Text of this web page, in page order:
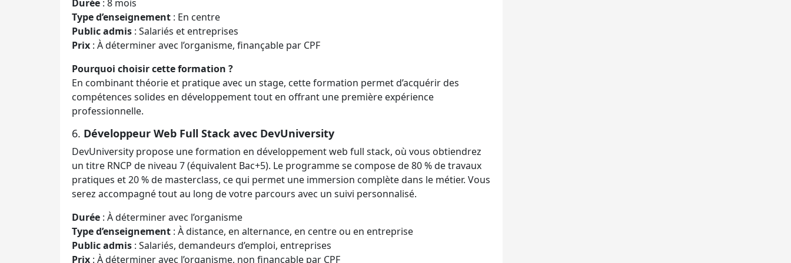
Durée : 8 mois
Type d’enseignement : En centre
Public admis : Salariés et entreprises
Prix : À déterminer avec l’organisme, finançable par CPF
Pourquoi choisir cette formation ?
En combinant théorie et pratique avec un stage, cette formation permet d’acquérir des
compétences solides en développement tout en offrant une première expérience
professionnelle.
6. Développeur Web Full Stack avec DevUniversity
DevUniversity propose une formation en développement web full stack, où vous obtiendrez
un titre RNCP de niveau 7 (équivalent Bac+5). Le programme se compose de 80 % de travaux
pratiques et 20 % de masterclass, ce qui permet une immersion complète dans le métier. Vous
serez accompagné tout au long de votre parcours avec un suivi personnalisé.
Durée : À déterminer avec l’organisme
Type d’enseignement : À distance, en alternance, en centre ou en entreprise
Public admis : Salariés, demandeurs d’emploi, entreprises
Prix : À déterminer avec l’organisme, non finançable par CPF